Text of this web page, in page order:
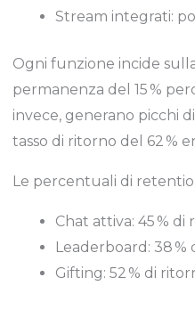
Stream integrati:
Ogni funzione incide
permanenza del 15 %
invece, generano picchi
tasso di ritorno del 62 %
Le percentuali di
Chat attiva: 45 %
Leaderboard: 38
Gifting: 52 % di